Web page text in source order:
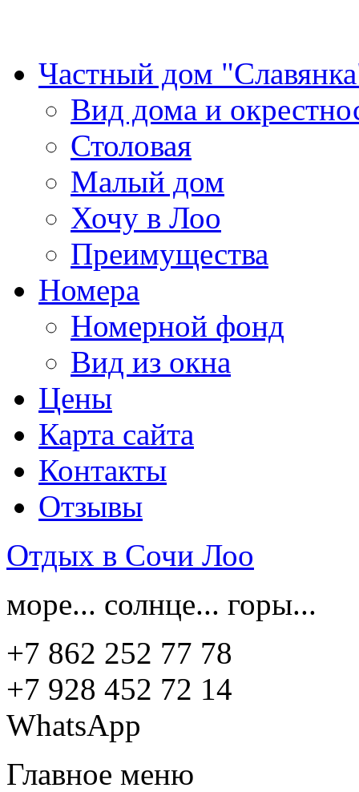
Частный дом
Вид дома и
Столовая
Малый дом
Хочу в Лоо
Преимущества
Номера
Номерной фонд
Вид из окна
Цены
Карта сайта
Контакты
Отзывы
Отдых в Сочи Лоо
море... солнце... горы...
+7 862 252 77 78
+7 928 452 72 14
WhatsApp
Главное меню